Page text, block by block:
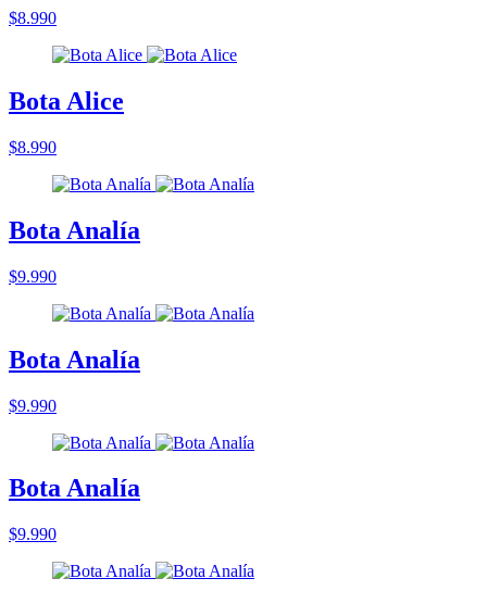
$8.990
Bota Alice
$8.990
Bota Analía
$9.990
Bota Analía
$9.990
Bota Analía
$9.990